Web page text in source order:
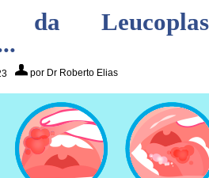
da
por Dr Roberto Elias